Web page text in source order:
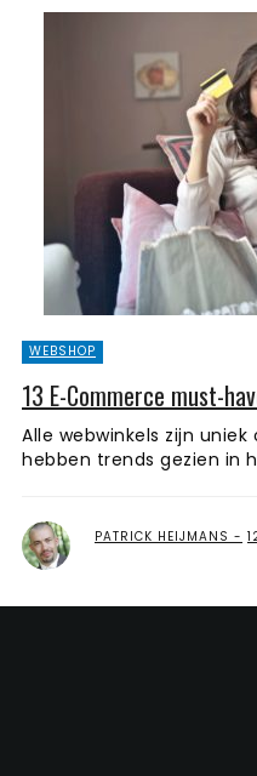
WEBSHOP
13 E-Commerce must-
Alle webwinkels zijn
hebben trends gezien in
PATRICK HEIJMANS